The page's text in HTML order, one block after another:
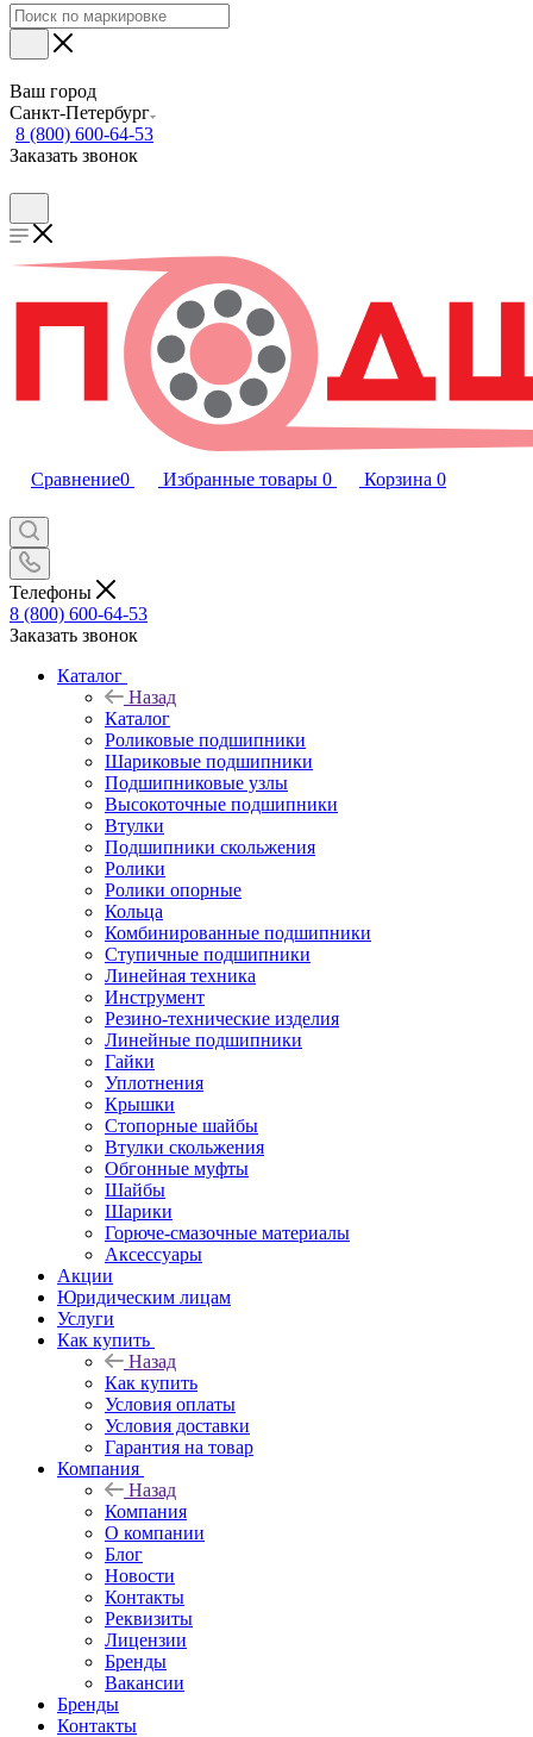
Ваш город
Санкт-Петербург
8 (800) 600-64-53
Заказать звонок
Сравнение0 Избранные товары 0 Корзина 0
Телефоны
8 (800) 600-64-53
Заказать звонок
Каталог
Назад
Каталог
Роликовые подшипники
Шариковые подшипники
Подшипниковые узлы
Высокоточные подшипники
Втулки
Подшипники скольжения
Ролики
Ролики опорные
Кольца
Комбинированные подшипники
Ступичные подшипники
Линейная техника
Инструмент
Резино-технические изделия
Линейные подшипники
Гайки
Уплотнения
Крышки
Стопорные шайбы
Втулки скольжения
Обгонные муфты
Шайбы
Шарики
Горюче-смазочные материалы
Аксессуары
Акции
Юридическим лицам
Услуги
Как купить
Назад
Как купить
Условия оплаты
Условия доставки
Гарантия на товар
Компания
Назад
Компания
О компании
Блог
Новости
Контакты
Реквизиты
Лицензии
Бренды
Вакансии
Бренды
Контакты